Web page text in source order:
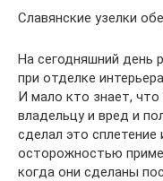
Славянские узелки
На сегодняшний день
при отделке
И мало кто знает,
владельцу и вред и
сделал это
осторожностью
когда они сделаны